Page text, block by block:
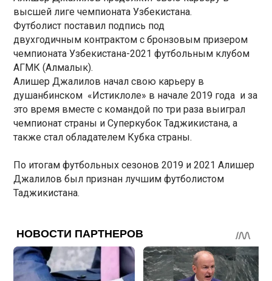
высшей лиге чемпионата Узбекистана.
Футболист поставил подпись под
двухгодичным контрактом с бронзовым призером
чемпионата Узбекистана-2021 футбольным клубом
АГМК (Алмалык).
Алишер Джалилов начал свою карьеру в
душанбинском «Истиклоле» в начале 2019 года и за
это время вместе с командой по три раза выиграл
чемпионат страны и Суперкубок Таджикистана, а
также стал обладателем Кубка страны.
По итогам футбольных сезонов 2019 и 2021 Алишер
Джалилов был признан лучшим футболистом
Таджикистана.